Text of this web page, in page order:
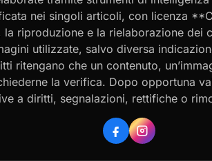
nei singoli articoli, con licenza
riproduzione e la rielaborazione dei
utilizzate, salvo diversa
ritengano che un contenuto,
la verifica. Dopo opportuna
a diritti, segnalazioni, rettifiche o